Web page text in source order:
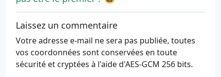
Laissez un commentaire
Votre adresse e-mail ne sera pas publiée, toutes
vos coordonnées sont conservées en toute
sécurité et cryptées à l'aide d'AES-GCM 256 bits.